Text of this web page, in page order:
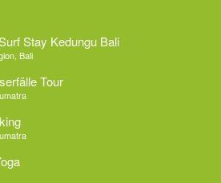
Stay Kedungu Bali
Bali
Tour